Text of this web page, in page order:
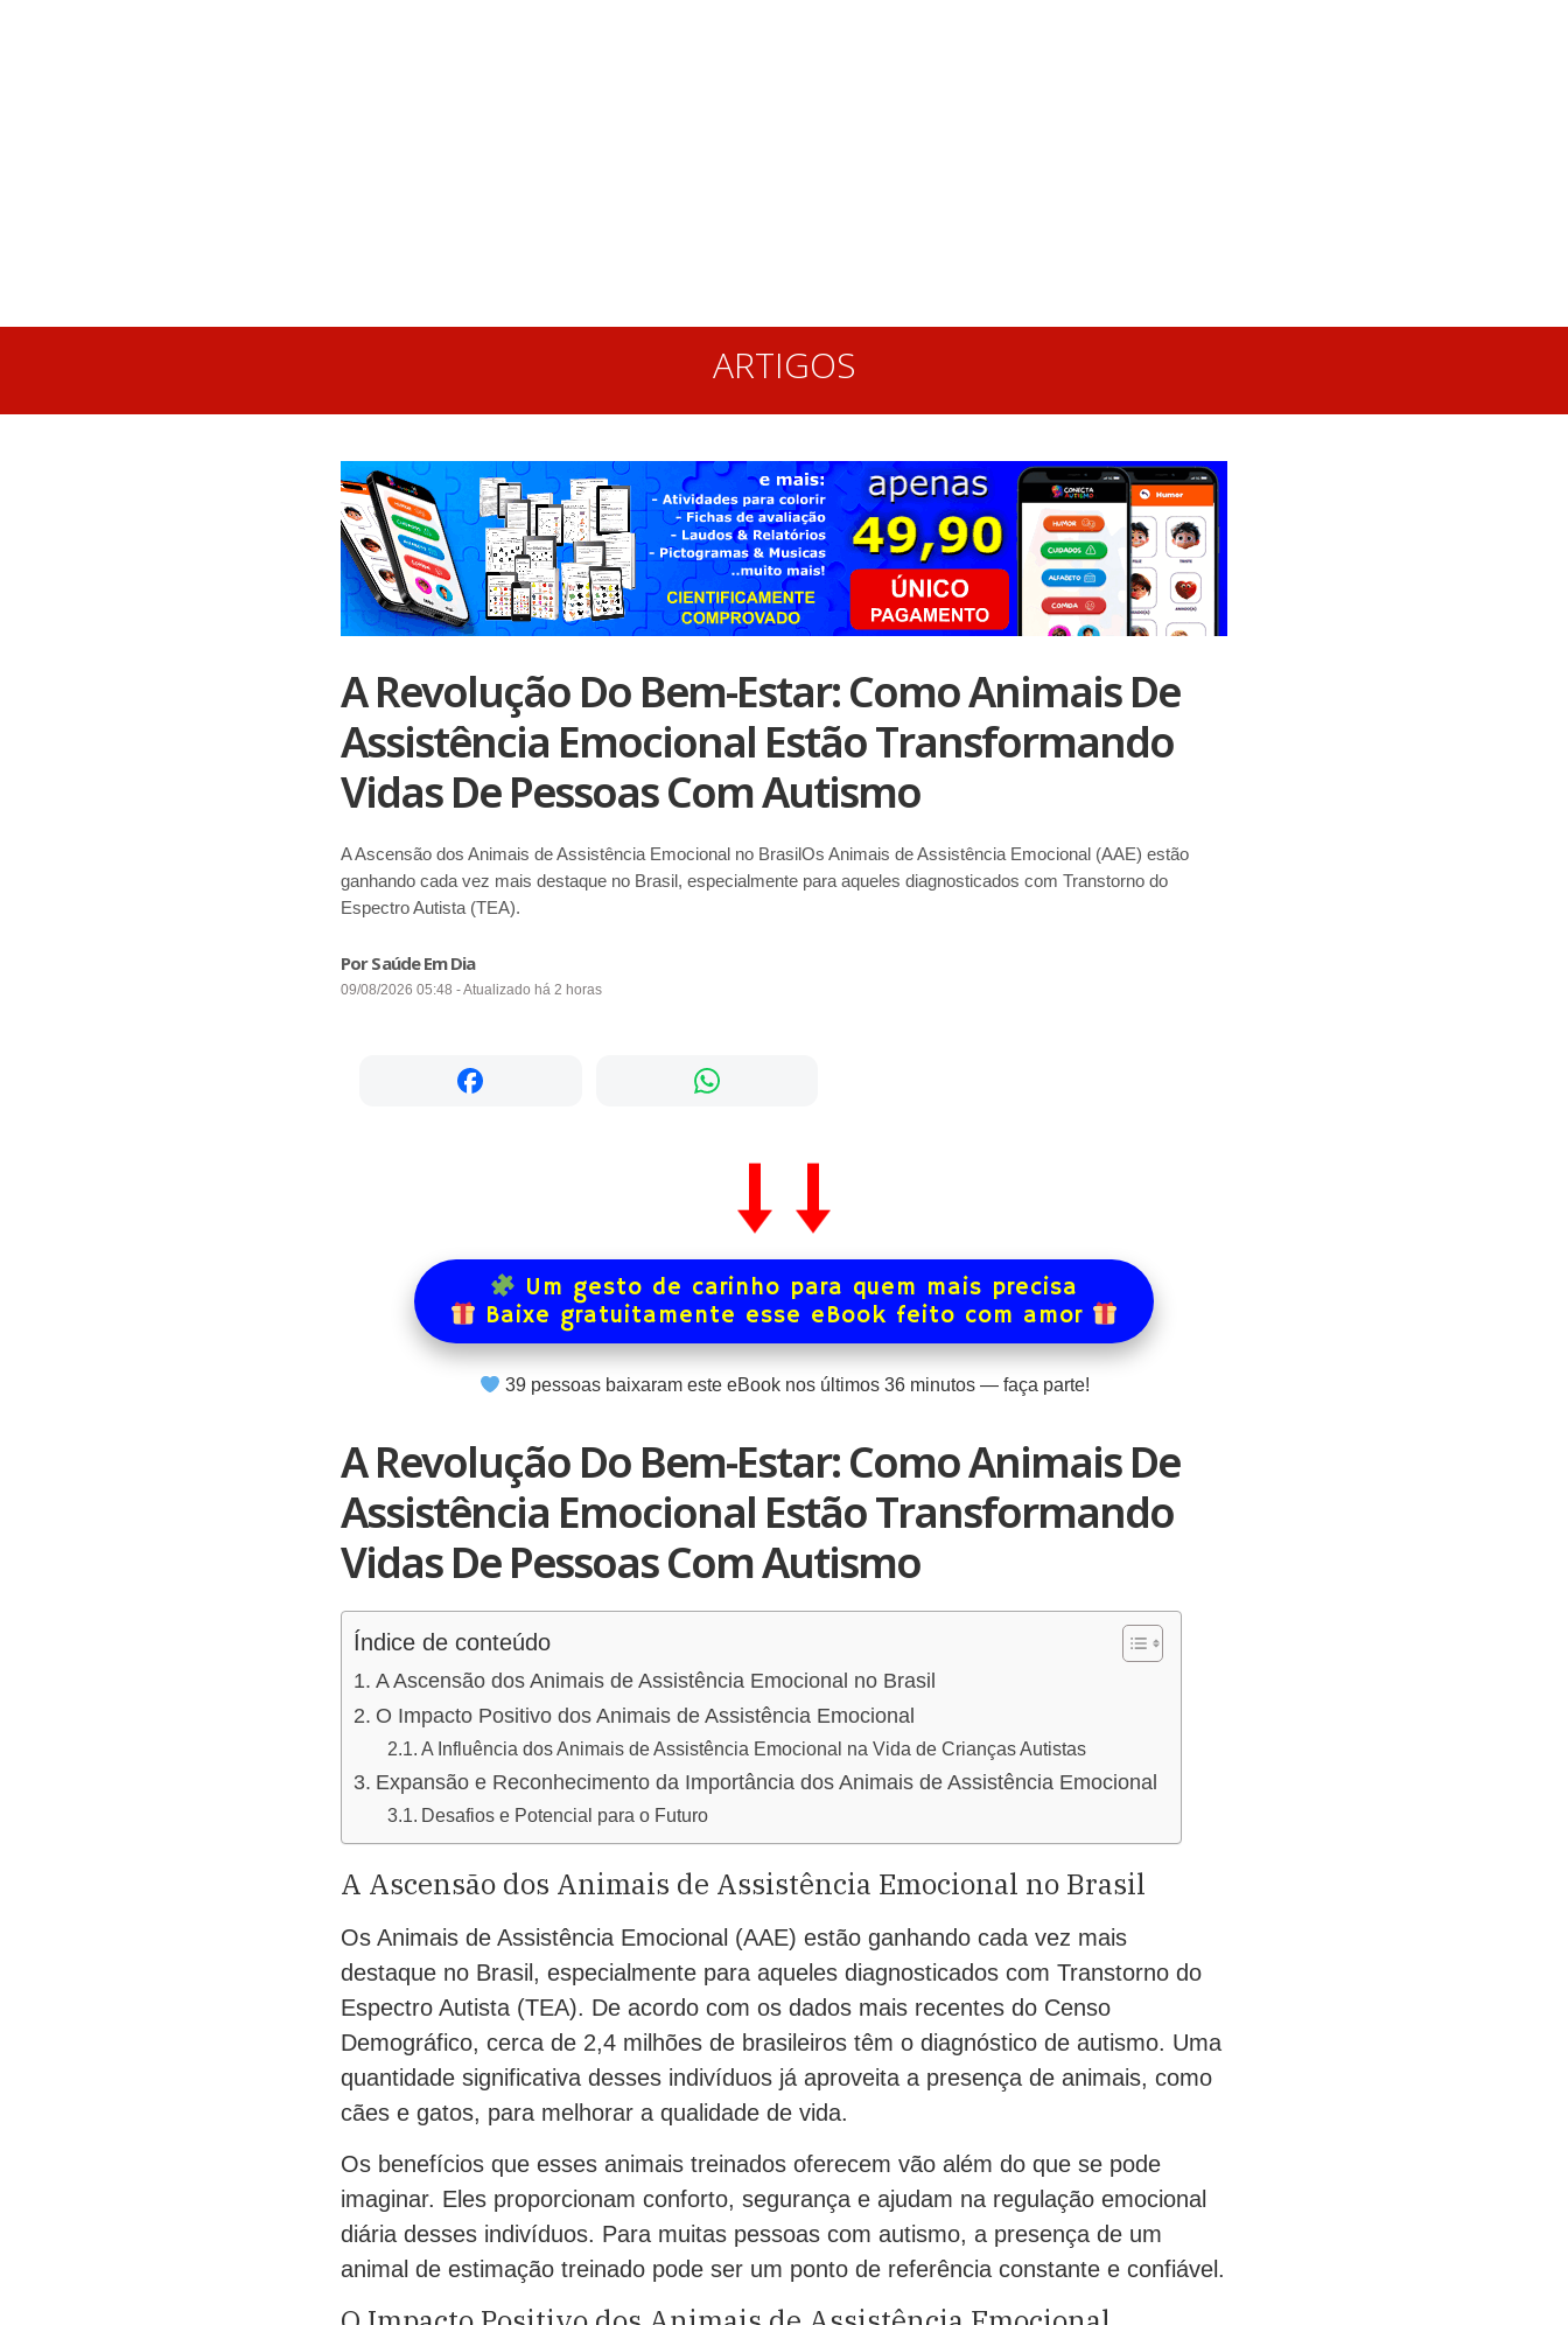
ARTIGOS
A Revolução Do Bem-Estar: Como Animais De
Assistência Emocional Estão Transformando
Vidas De Pessoas Com Autismo
A Ascensão dos Animais de Assistência Emocional no BrasilOs Animais de Assistência Emocional (AAE) estão
ganhando cada vez mais destaque no Brasil, especialmente para aqueles diagnosticados com Transtorno do
Espectro Autista (TEA).
Por Saúde Em Dia
09/08/2026 05:48 - Atualizado há 2 horas
Um gesto de carinho para quem mais precisa
Baixe gratuitamente esse eBook feito com amor
39pessoas baixaram este eBook nos últimos 36minutos — faça parte!
A Revolução Do Bem-Estar: Como Animais De
Assistência Emocional Estão Transformando
Vidas De Pessoas Com Autismo
Índice de conteúdo
A Ascensão dos Animais de Assistência Emocional no Brasil
O Impacto Positivo dos Animais de Assistência Emocional
A Influência dos Animais de Assistência Emocional na Vida de Crianças Autistas
Expansão e Reconhecimento da Importância dos Animais de Assistência Emocional
Desafios e Potencial para o Futuro
A Ascensão dos Animais de Assistência Emocional no Brasil
Os Animais de Assistência Emocional (AAE) estão ganhando cada vez mais
destaque no Brasil, especialmente para aqueles diagnosticados com Transtorno do
Espectro Autista (TEA). De acordo com os dados mais recentes do Censo
Demográfico, cerca de 2,4 milhões de brasileiros têm o diagnóstico de autismo. Uma
quantidade significativa desses indivíduos já aproveita a presença de animais, como
cães e gatos, para melhorar a qualidade de vida.
Os benefícios que esses animais treinados oferecem vão além do que se pode
imaginar. Eles proporcionam conforto, segurança e ajudam na regulação emocional
diária desses indivíduos. Para muitas pessoas com autismo, a presença de um
animal de estimação treinado pode ser um ponto de referência constante e confiável.